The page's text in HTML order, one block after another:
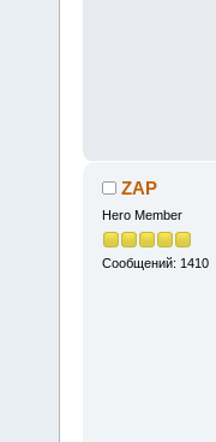
ZAP
Hero Member
Сообщений: 1410